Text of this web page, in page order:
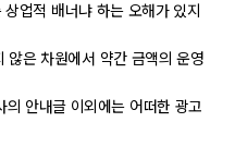
업적 배너냐 하는 오해가 있지
않은 차원에서 약간 금액의 운영
의 안내글 이외에는 어떠한 광고